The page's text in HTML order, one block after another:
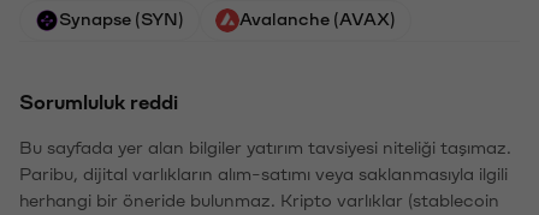
Synapse (SYN) Avalanche (AVAX)
Sorumluluk reddi
Bu sayfada yer alan bilgiler yatırım tavsiyesi niteliği taşımaz.
Paribu, dijital varlıkların alım-satımı veya saklanmasıyla ilgili
herhangi bir öneride bulunmaz. Kripto varlıklar (stablecoin